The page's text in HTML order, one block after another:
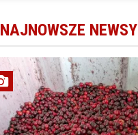
NAJNOWSZE NEWSY